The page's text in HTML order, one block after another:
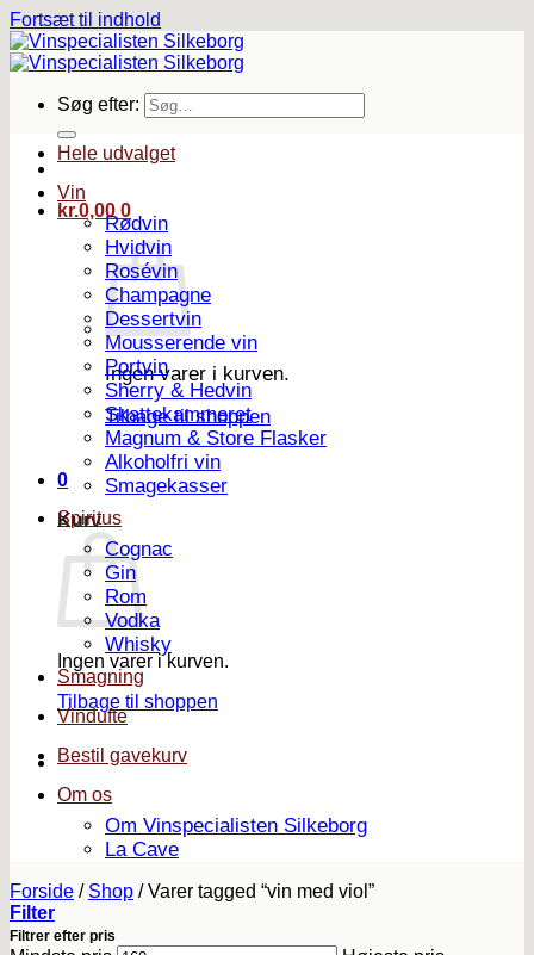
Fortsæt til indhold
Søg efter:
kr.0,00 0
Ingen varer i kurven.
Tilbage til shoppen
0
Kurv
Ingen varer i kurven.
Tilbage til shoppen
Hele udvalget
Vin
Rødvin
Hvidvin
Rosévin
Champagne
Dessertvin
Mousserende vin
Portvin
Sherry & Hedvin
Skattekammeret
Magnum & Store Flasker
Alkoholfri vin
Smagekasser
Spiritus
Cognac
Gin
Rom
Vodka
Whisky
Smagning
Vindufte
Bestil gavekurv
Om os
Om Vinspecialisten Silkeborg
La Cave
Forside / Shop /Varer tagged “vin med viol”
Filter
Filtrer efter pris